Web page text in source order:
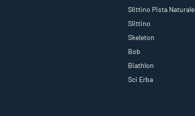
Slittino Pista Naturale
Slittino
Skeleton
Bob
Biathlon
Sci Erba